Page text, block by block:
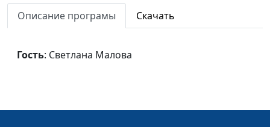
Слесаренко
Любовь Гусева, Дмитрий
#775
Легенда
Любовь Гусева, Дмитрий
#773
Описание програмы Скачать
Гость: Светлана Малова